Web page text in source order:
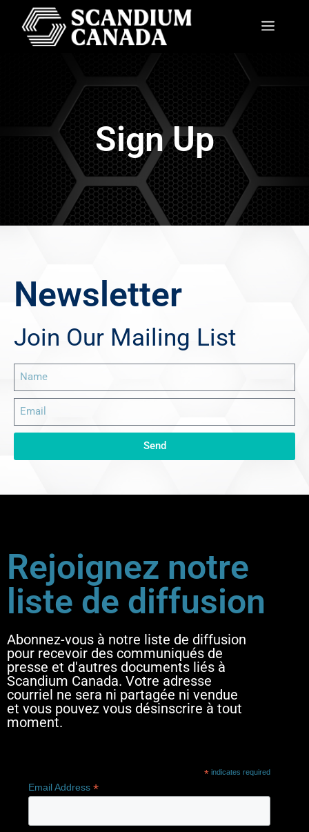
Sign Up
Newsletter
Join Our Mailing List
Send
Rejoignez notre
liste de diffusion
Abonnez-vous à notre liste de diffusion
pour recevoir des communiqués de
presse et d'autres documents liés à
Scandium Canada. Votre adresse
courriel ne sera ni partagée ni vendue
et vous pouvez vous désinscrire à tout
moment.
* indicates required
Email Address *